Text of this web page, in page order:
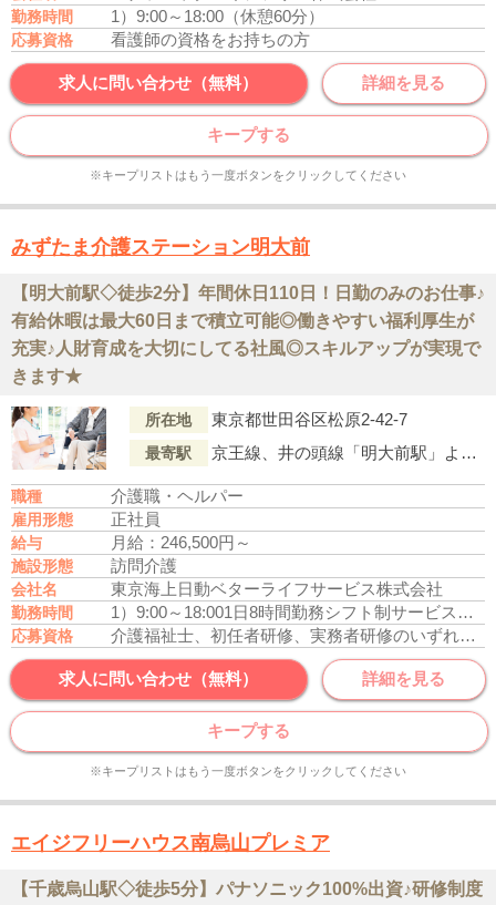
勤務時間 1）9:00～18:00（休憩60分）
応募資格 看護師の資格をお持ちの方
求人に問い合わせ（無料） 詳細を見る
キープする
※キープリストはもう一度ボタンをクリックしてください
みずたま介護ステーション明大前
【明大前駅◇徒歩2分】年間休日110日！日勤のみのお仕事♪
有給休暇は最大60日まで積立可能◎働きやすい福利厚生が
充実♪人財育成を大切にしてる社風◎スキルアップが実現で
きます★
所在地 東京都世田谷区松原2-42-7
最寄駅 京王線、井の頭線「明大前駅」より徒歩2分
職種 介護職・ヘルパー
雇用形態 正社員
給与 月給：246,500円～
施設形態 訪問介護
会社名 東京海上日動ベターライフサービス株式会社
勤務時間 1）9:00～18:001日8時間勤務シフト制 サービス提供時間：7:00～21:00（事業所により異なる）
応募資格 介護福祉士、初任者研修、実務者研修のいずれかの資格をお持ちの方
求人に問い合わせ（無料） 詳細を見る
キープする
※キープリストはもう一度ボタンをクリックしてください
エイジフリーハウス南烏山プレミア
【千歳烏山駅◇徒歩5分】パナソニック100%出資♪研修制度